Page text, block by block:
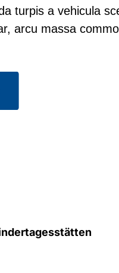
turpis a vehicula
arcu massa